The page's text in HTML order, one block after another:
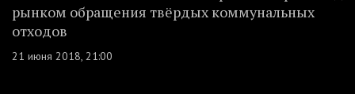
рынком обращения твёрдых коммунальных
отходов
21 июня 2018, 21:00